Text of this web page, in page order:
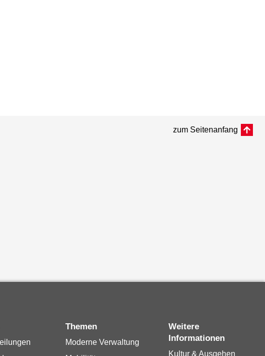
zum Seitenanfang
Themen
Moderne Verwaltung
Weitere
Informationen
Kultur & Ausgehen